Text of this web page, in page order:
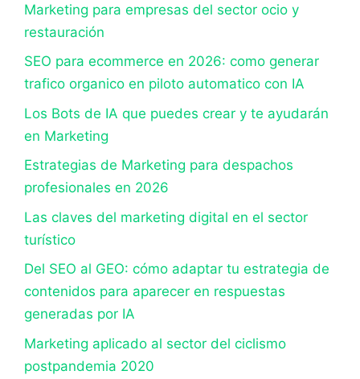
Marketing para empresas del sector ocio y
restauración
SEO para ecommerce en 2026: como generar
trafico organico en piloto automatico con IA
Los Bots de IA que puedes crear y te ayudarán
en Marketing
Estrategias de Marketing para despachos
profesionales en 2026
Las claves del marketing digital en el sector
turístico
Del SEO al GEO: cómo adaptar tu estrategia de
contenidos para aparecer en respuestas
generadas por IA
Marketing aplicado al sector del ciclismo
postpandemia 2020